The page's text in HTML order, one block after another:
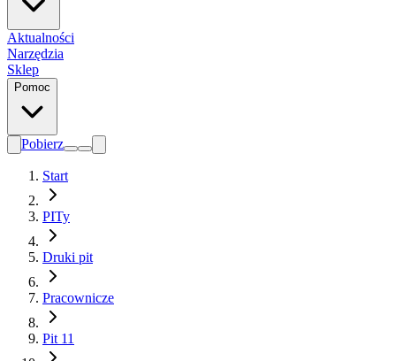
Aktualności
Narzędzia
Sklep
Pomoc
Pobierz
Start
PITy
Druki pit
Pracownicze
Pit 11